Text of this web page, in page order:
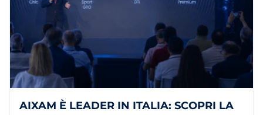
AIXAM È LEADER IN ITALIA: SCOPRI LA